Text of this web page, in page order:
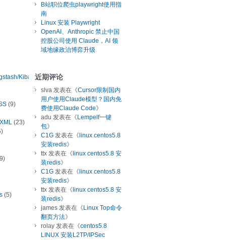
Kibana
(9)
(23)
(5)
B站职位爬虫playwright使用指
南
Linux 安装 Playwright
OpenAI、Anthropic 禁止中国
控股公司使用 Claude，AI 领
域地缘政治博弈升级
近期评论
slva 发表在《Cursor限制国内
用户使用Claude模型？国内免
费使用Claude Code》
adu 发表在《 Lempelf一键
包》
C1G 发表在《 linux centos5.8
安装redis》
ttx 发表在《 linux centos5.8 安
装redis》
C1G 发表在《 linux centos5.8
安装redis》
ttx 发表在《 linux centos5.8 安
装redis》
james 发表在《 Linux Top命令
翻页方法》
rolay 发表在《centos5.8
LINUX 安装L2TP/IPSec